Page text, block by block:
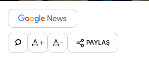
+ - PAYLAŞ